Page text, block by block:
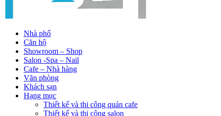
Nhà phố
Căn hộ
Showroom – Shop
Salon -Spa – Nail
Cafe – Nhà hàng
Văn phòng
Khách sạn
Hạng mục
Thiết kế và thi công quán cafe
Thiết kế và thi công salon